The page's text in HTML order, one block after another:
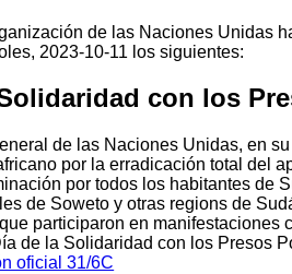
de las Naciones Unidas
2023-10-11 los siguientes:
con los
de las Naciones Unidas, en
por la erradicación total del
por todos los habitantes de
de Soweto y otras regions de
participaron en manifestaciones
de la Solidaridad con los Presos
oficial 31/6C